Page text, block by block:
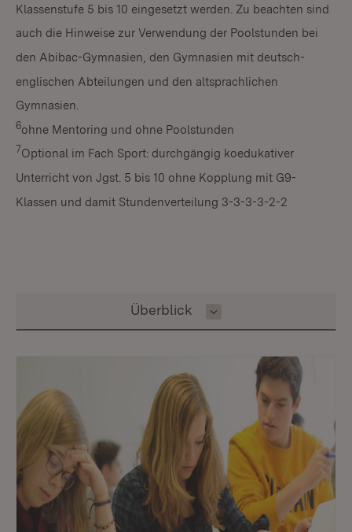
Klassenstufe 5 bis 10 eingesetzt werden. Zu beachten sind
auch die Hinweise zur Verwendung der Poolstunden bei
den Abibac-Gymnasien, den Gymnasien mit deutsch-
englischen Abteilungen und den altsprachlichen
Gymnasien.
6ohne Mentoring und ohne Poolstunden
7Optional im Fach Sport: durchgängig koedukativer
Unterricht von Jgst. 5 bis 10 ohne Kopplung mit G9-
Klassen und damit Stundenverteilung 3-3-3-3-2-2
Inhalt auswählen
Überblick